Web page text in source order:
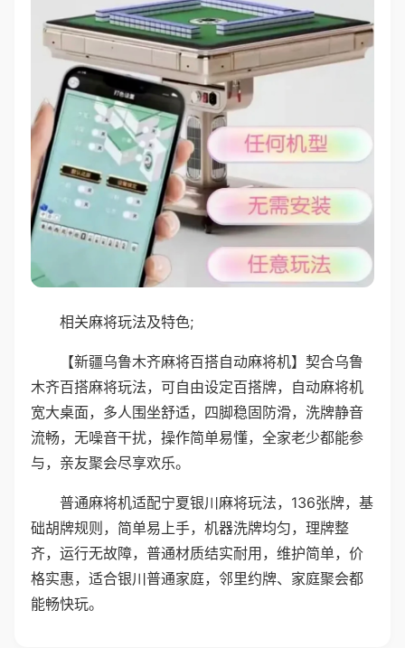
相关麻将玩法及特色;
【新疆乌鲁木齐麻将百搭自动麻将机】契合乌鲁
木齐百搭麻将玩法，可自由设定百搭牌，自动麻将机
宽大桌面，多人围坐舒适，四脚稳固防滑，洗牌静音
流畅，无噪音干扰，操作简单易懂，全家老少都能参
与，亲友聚会尽享欢乐。
普通麻将机适配宁夏银川麻将玩法，136张牌，基
础胡牌规则，简单易上手，机器洗牌均匀，理牌整
齐，运行无故障，普通材质结实耐用，维护简单，价
格实惠，适合银川普通家庭，邻里约牌、家庭聚会都
能畅快玩。